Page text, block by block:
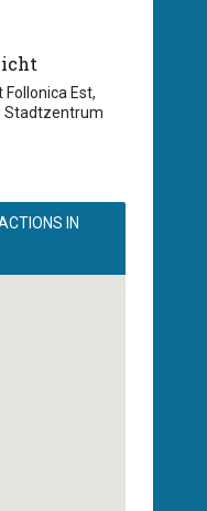
Est,
Stadtzentrum
IN